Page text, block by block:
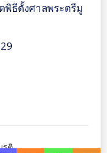
พิธีตั้งศาลพระตรีมู
รติ